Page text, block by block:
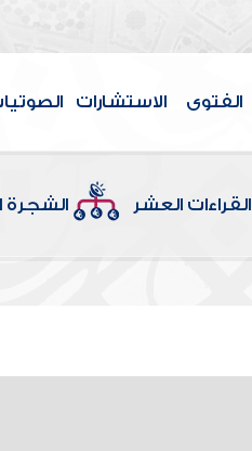
الفتوى الاستشارات
القراءات العشر الشجرة